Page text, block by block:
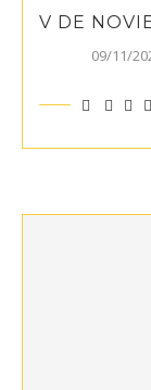
V DE
09/11/